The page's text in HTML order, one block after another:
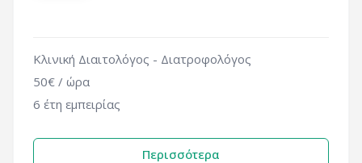
Κλινική Διαιτολόγος - Διατροφολόγος
50€ / ώρα
6 έτη εμπειρίας
Περισσότερα